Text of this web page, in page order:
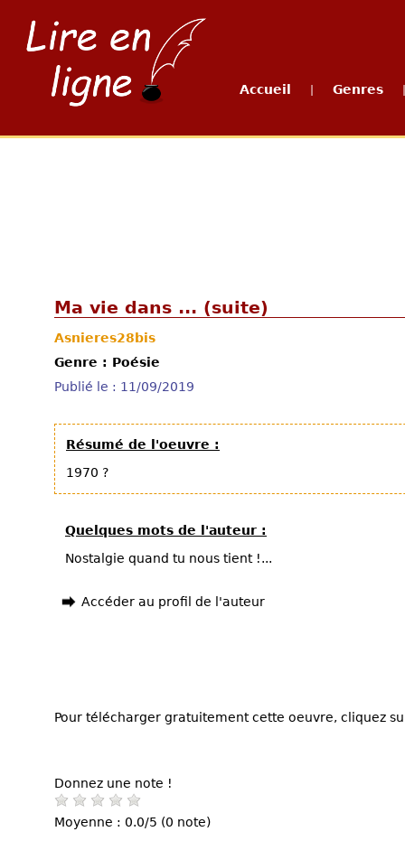
Accueil Genres
Ma vie dans ... (suite)
Asnieres28bis
Genre : Poésie
Publié le : 11/09/2019
Résumé de l'oeuvre :
1970 ?
Quelques mots de l'auteur :
Nostalgie quand tu nous tient !...
Accéder au profil de l'auteur
Pour télécharger gratuitement cette oeuvre, cliquez
Donnez une note !
Moyenne : 0.0/5 (0 note)